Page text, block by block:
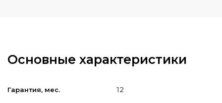
Основные характеристики
Гарантия, мес. 12